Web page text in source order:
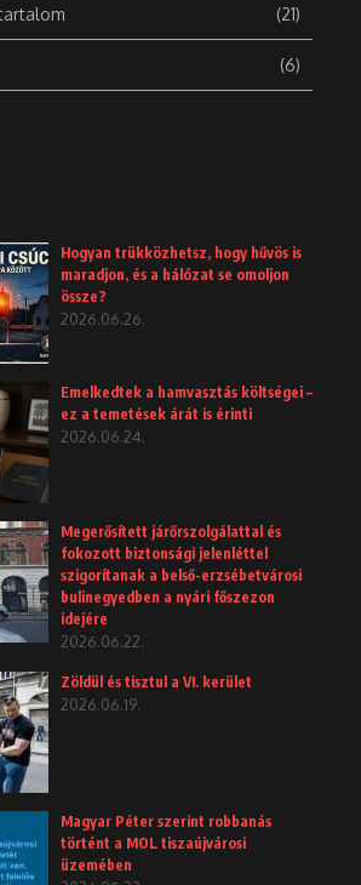
(21)
(6)
Hogyan trükközhetsz, hogy hűvös is
maradjon, és a hálózat se omoljon
össze?
2026.06.26.
Emelkedtek a hamvasztás költségei –
ez a temetések árát is érinti
2026.06.24.
Megerősített járőrszolgálattal és
fokozott biztonsági jelenléttel
szigorítanak a belső-erzsébetvárosi
bulinegyedben a nyári főszezon
idejére
2026.06.22.
Zöldül és tisztul a VI. kerület
2026.06.19.
Magyar Péter szerint robbanás
történt a MOL tiszaújvárosi
üzemében